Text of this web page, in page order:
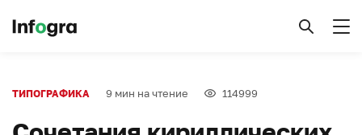
ТИПОГРАФИКА 9 мин на чтение 114999